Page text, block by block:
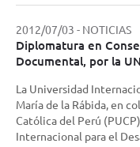
2012/07/03 - NOTICIAS
Diplomatura en
Documental, por la
La Universidad
María de la Rábida, en
Católica del Perú
Internacional para el